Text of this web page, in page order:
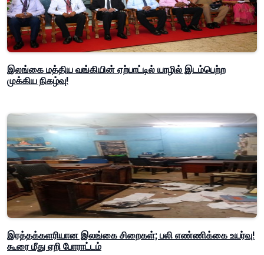
இலங்கை மத்திய வங்கியின் ஏற்பாட்டில் யாழில் இடம்பெற்ற
முக்கிய நிகழ்வு!
இரத்தக்களரியான இலங்கை சிறைகள்; பலி எண்ணிக்கை உயர்வு!
கூரை மீது ஏறி போராட்டம்